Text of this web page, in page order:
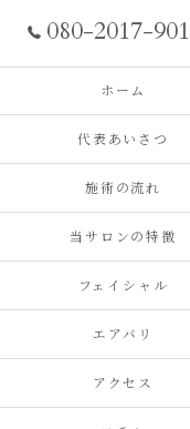
080-2017-
ホーム
代表あいさつ
施術の流れ
当サロンの特徴
フェイシャル
エアバリ
アクセス